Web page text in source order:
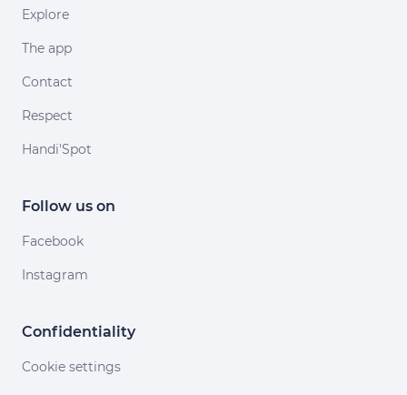
Explore
The app
Contact
Respect
Handi'Spot
Follow us on
Facebook
Instagram
Confidentiality
Cookie settings